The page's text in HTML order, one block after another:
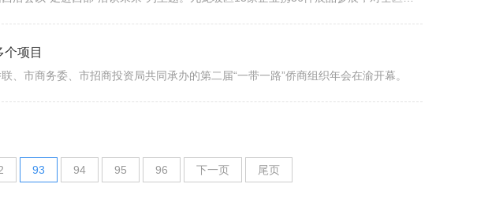
项目
市商务委、市招商投资局共同承办的第二届“一带一路”侨商组织年会在渝开幕。
93 94 95 96 下一页 尾页